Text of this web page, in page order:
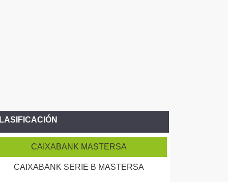
CAIXABANK MASTERSA
CAIXABANK SERIE B MASTERSA